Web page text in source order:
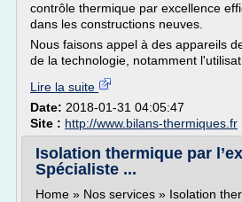
contrôle thermique par excellence
dans les constructions neuves.
Nous faisons appel à des appareils
de la technologie, notamment
Lire la suite
Date: 2018-01-31 04:05:47
Site : http://www.bilans-thermiques.fr
Isolation thermique par
Spécialiste ...
Home » Nos services » Isolation